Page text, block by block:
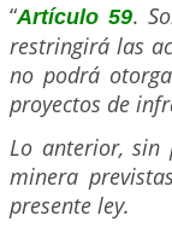
“Artículo 59.
restringirá las
no podrá
proyectos de
Lo anterior, sin
minera
presente ley.